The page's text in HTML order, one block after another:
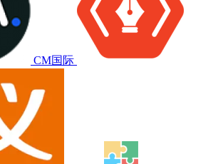
CM国际